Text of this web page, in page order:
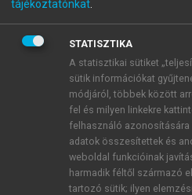
BELÉPÉS SAJÁT
ÚJ FIÓK
1 óra díjmentes hozzáférés
E-MAIL-CÍM
tájékoztatónkat
STATISZTIKA
A statisztikai sütiket
sütik információkat
módjáról, többek között
fel és milyen linkekre
felhasználó azonosítására
adatok összesítettek és
weboldal funkcióinak
harmadik féltől származó
tartozó sütik; ilyen